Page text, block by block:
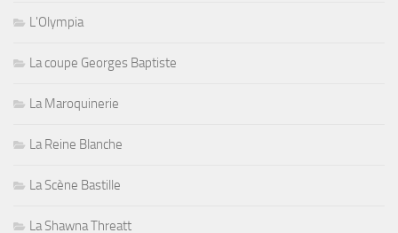
L'Olympia
La coupe Georges Baptiste
La Maroquinerie
La Reine Blanche
La Scène Bastille
La Shawna Threatt